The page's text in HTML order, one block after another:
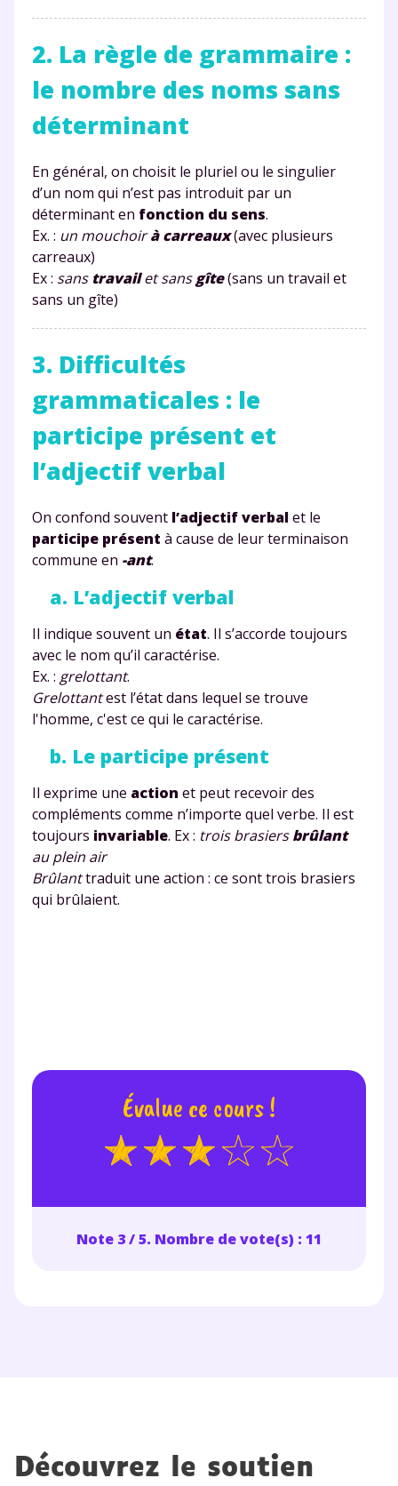
2. La règle de grammaire :
le nombre des noms sans
déterminant
En général, on choisit le pluriel ou le singulier
d’un nom qui n’est pas introduit par un
déterminant en fonction du sens.
Ex. : un mouchoirà carreaux(avec plusieurs
carreaux)
Ex : sans travailet sansgîte(sans un travail et
sans un gîte)
3. Difficultés
grammaticales : le
participe présent et
l’adjectif verbal
On confond souvent l’adjectif verbalet le
participe présent à cause de leur terminaison
commune en -ant.
a. L’adjectif verbal
Il indique souvent un état. Il s’accorde toujours
avec le nom qu’il caractérise.
Ex. : grelottant.
Grelottantest l’état dans lequel se trouve
l'homme, c'est ce qui le caractérise.
b. Le participe présent
Il exprime une action et peut recevoir des
compléments comme n’importe quel verbe. Il est
toujours invariable. Ex : trois brasiersbrûlant
au plein air
Brûlanttraduit une action : ce sont trois brasiers
qui brûlaient.
Évalue ce cours !
Note 3 / 5. Nombre de vote(s) : 11
Découvrez le soutien
année scolaire ?